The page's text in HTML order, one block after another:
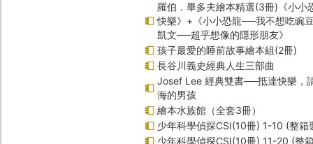
羅伯．畢多夫繪本精選(3冊)《小小
快樂》+《小小恐龍──我不想吃豌
凱文──超乎想像的隱形朋友》
孩子最愛的睡前故事繪本組(2冊)
長谷川義史經典人生三部曲
Josef Lee 經典雙書──抵達快樂，
海的男孩
繪本水族館（全套3冊）
少年科學偵探CSI(10冊) 1-10 (整箱
少年科學偵探CSI(10冊) 11-20 (整